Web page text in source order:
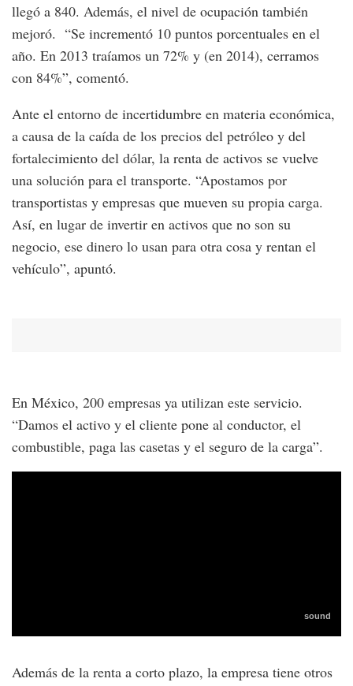
llegó a 840. Además, el nivel de ocupación también
mejoró. “Se incrementó 10 puntos porcentuales en el
año. En 2013 traíamos un 72% y (en 2014), cerramos
con 84%”, comentó.
Ante el entorno de incertidumbre en materia económica,
a causa de la caída de los precios del petróleo y del
fortalecimiento del dólar, la renta de activos se vuelve
una solución para el transporte. “Apostamos por
transportistas y empresas que mueven su propia carga.
Así, en lugar de invertir en activos que no son su
negocio, ese dinero lo usan para otra cosa y rentan el
vehículo”, apuntó.
En México, 200 empresas ya utilizan este servicio.
“Damos el activo y el cliente pone al conductor, el
combustible, paga las casetas y el seguro de la carga”.
Además de la renta a corto plazo, la empresa tiene otros